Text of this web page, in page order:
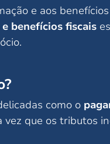
e aos
benefícios fiscais
como o
vez que os tributos